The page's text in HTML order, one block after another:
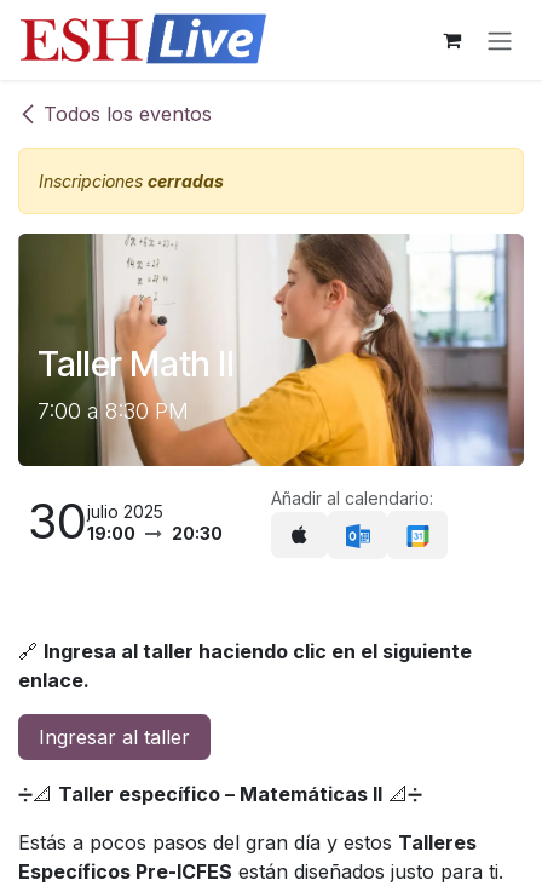
Ir al contenido
Todos los eventos
Inscripciones cerradas
Taller Math II
7:00 a 8:30 PM
30julio 2025
19:00
20:30
Añadir al calendario:
🔗 Ingresa al taller haciendo clic en el siguiente
enlace.
Ingresar al taller
➗📐 Taller específico – Matemáticas II 📐➗
Estás a pocos pasos del gran día y estos Talleres
Específicos Pre-ICFES están diseñados justo para ti.